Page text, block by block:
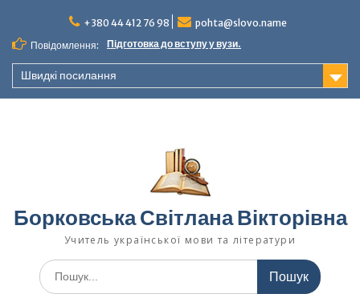
вмісту
+380 44 412 76 98
pohta@slovo.name
Повідомлення:
Підготовка до вступу у вузи.
Швидкі посилання
Борковська Світлана Вікторівна
Учитель української мови та літератури
Шукати: